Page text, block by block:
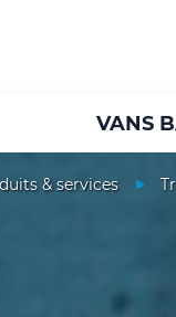
VANS
& services